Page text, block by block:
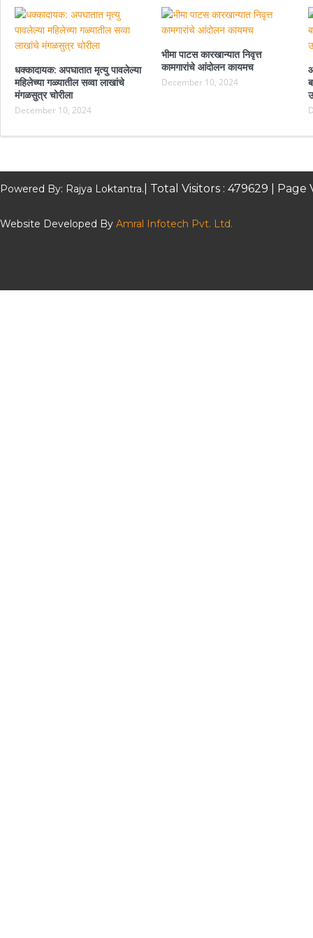
धक्कादायक: अपघातात मृत्यु पावलेल्या
महिलेच्या गळ्यातील सव्वा लाखांचे
मंगळसुत्र चोरीला
December 10, 2024
भीमा पाटस कारखान्यात निवृत्त
कामगारांचे आंदोलन कायमच
December 10, 2024
Powered By: Rajya Loktantra. | Total Visitors : 479629 | Page
Website Developed By Amral Infotech Pvt. Ltd.